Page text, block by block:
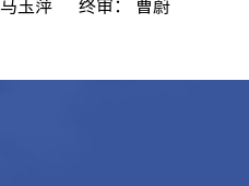
马玉萍 终审： 曹蔚